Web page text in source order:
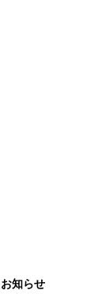
お知らせ